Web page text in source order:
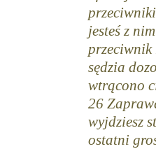
jesteś z
przeciwnik
sędzia
wtrącono
26
wyjdziesz
ostatni